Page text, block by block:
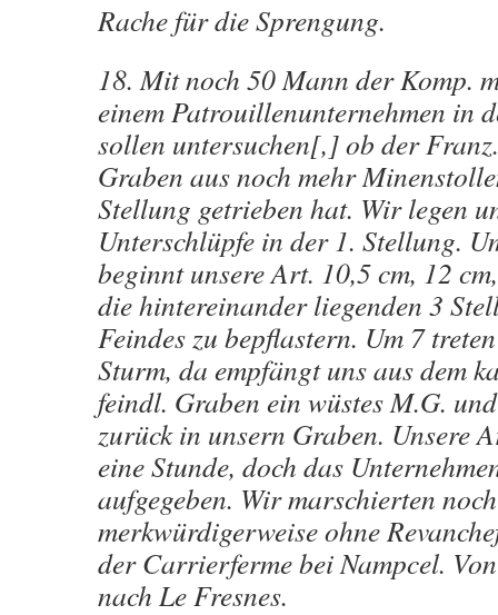
Rache für die Sprengung.
18. Mit noch 50 Mann der Komp.
einem Patrouillenunternehmen in
sollen untersuchen[,] ob der
Graben aus noch mehr
Stellung getrieben hat. Wir legen
Unterschlüpfe in der 1. Stellung.
beginnt unsere Art. 10,5 cm, 12
die hintereinander liegenden 3
Feindes zu bepflastern. Um 7
Sturm, da empfängt uns aus dem
feindl. Graben ein wüstes M.G.
zurück in unsern Graben. Unsere
eine Stunde, doch das
aufgegeben. Wir marschierten
merkwürdigerweise ohne
der Carrierferme bei Nampcel.
nach Le Fresnes.